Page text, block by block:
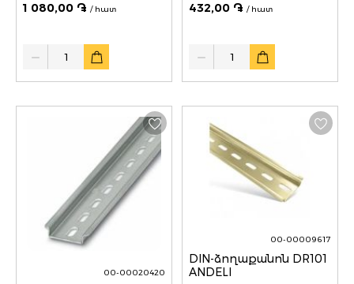
1 080,00 ֏ / հատ
Quantity
432,00 ֏ / հատ
Quantity
00-00020420
00-00009617
DIN-ձողաքանոն DR101
ANDELI